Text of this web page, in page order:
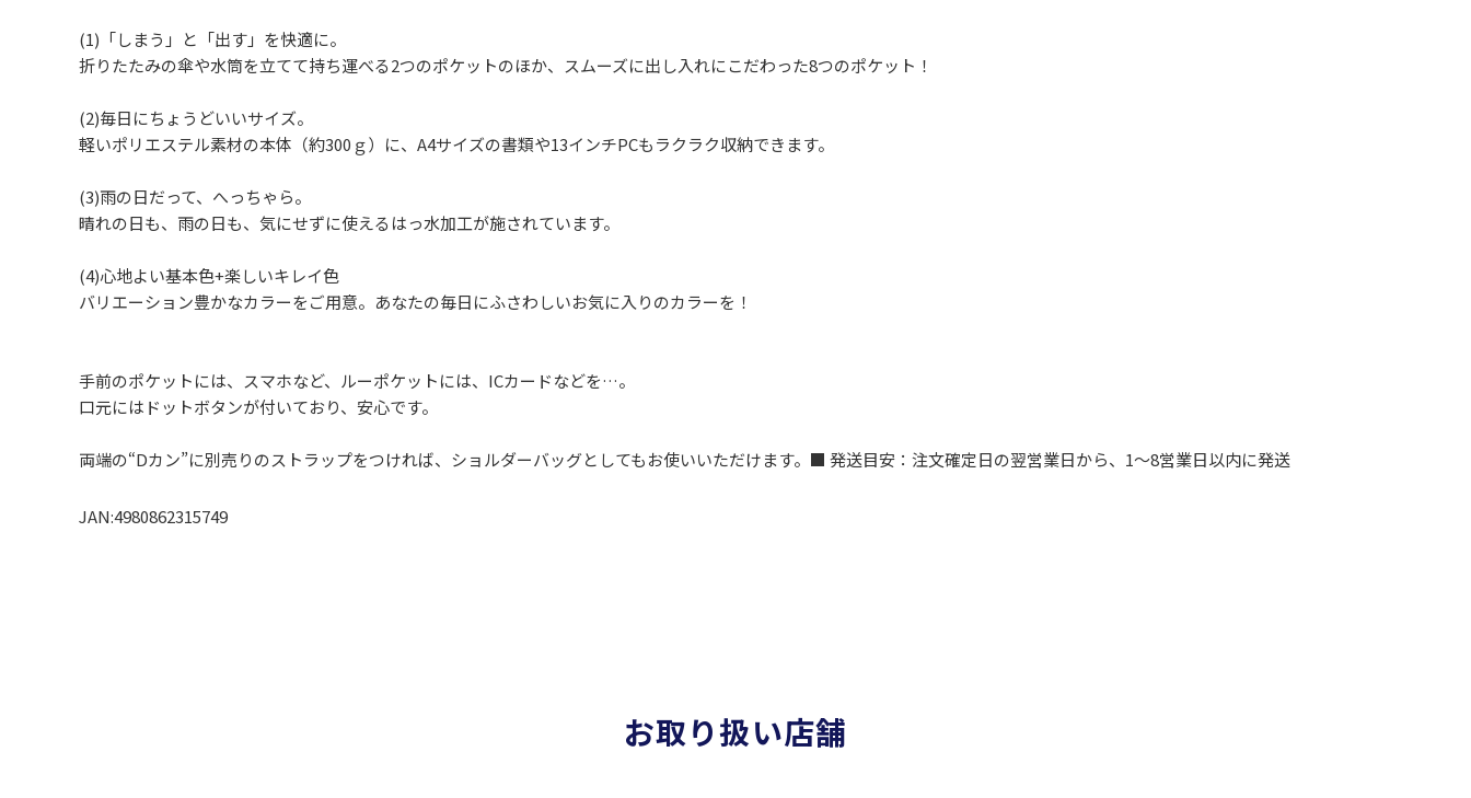
(1)「しまう」と「出す」を快適に。
折りたたみの傘や水筒を立てて持ち運べる2つのポケットのほか、スムーズに出し入れにこだわった8つのポケット！
(2)毎日にちょうどいいサイズ。
軽いポリエステル素材の本体（約300ｇ）に、A4サイズの書類や13インチPCもラクラク収納できます。
(3)雨の日だって、へっちゃら。
晴れの日も、雨の日も、気にせずに使えるはっ水加工が施されています。
(4)心地よい基本色+楽しいキレイ色
バリエーション豊かなカラーをご用意。あなたの毎日にふさわしいお気に入りのカラーを！
手前のポケットには、スマホなど、ルーポケットには、ICカードなどを…。
口元にはドットボタンが付いており、安心です。
両端の“Dカン”に別売りのストラップをつければ、ショルダーバッグとしてもお使いいただけます。■ 発送目安：注文確定日の翌営業日から、1～8営業日以内に発送
JAN:4980862315749
お取り扱い店舗